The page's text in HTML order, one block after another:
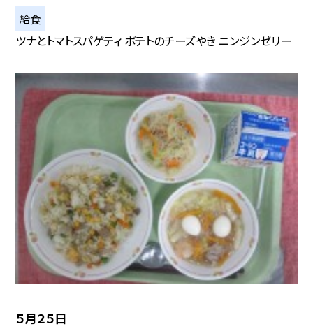
給食
ツナとトマトスパゲティ ポテトのチーズやき ニンジンゼリー
５月２５日